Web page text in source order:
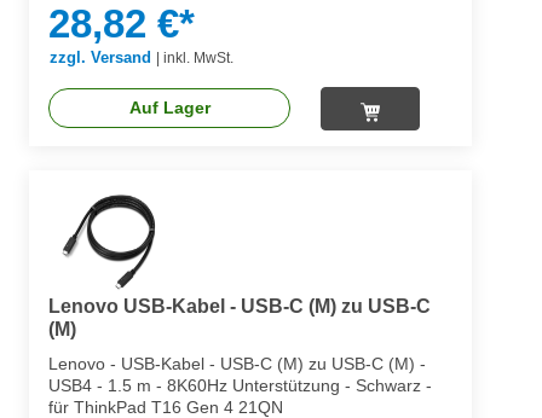
28,82 €*
zzgl. Versand inkl. MwSt.
Auf Lager
Lenovo USB-Kabel - USB-C (M) zu USB-C
(M)
Lenovo - USB-Kabel - USB-C (M) zu USB-C (M) -
USB4 - 1.5 m - 8K60Hz Unterstützung - Schwarz -
für ThinkPad T16 Gen 4 21QN